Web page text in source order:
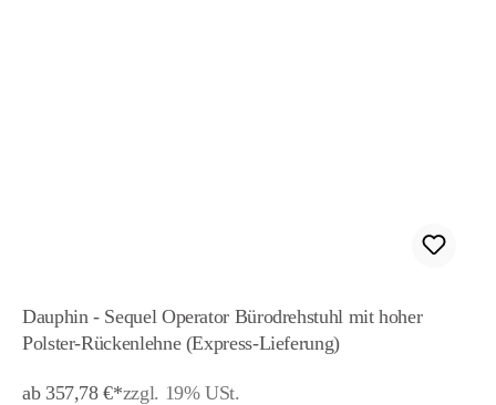
Dauphin - Sequel Operator Bürodrehstuhl mit hoher
Polster-Rückenlehne (Express-Lieferung)
ab 357,78 €*zzgl. 19% USt.